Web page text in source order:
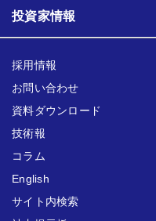
投資家情報
採用情報
お問い合わせ
資料ダウンロード
技術報
コラム
English
サイト内検索